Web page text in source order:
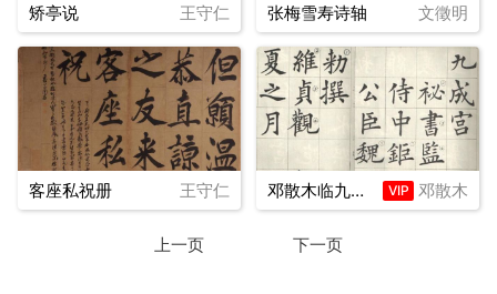
矫亭说 王守仁 张梅雪寿诗轴 文徵明
客座私祝册 王守仁 邓散木临九成宫 VIP 邓散木
上一页 下一页